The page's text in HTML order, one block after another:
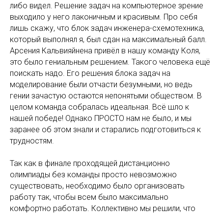
либо видел. Решение задач на компьютерное зрение
выходило у него лаконичным и красивым. Про себя
лишь скажу, что блок задач инженера-схемотехника,
который выполнял я, был сдан на максимальный балл.
Арсения Кальвияйнена привёл в нашу команду Коля,
это было гениальным решением. Такого человека ещё
поискать надо. Его решения блока задач на
моделирование были отчасти безумными, но ведь
гении зачастую остаются непонятыми обществом. В
целом команда собралась идеальная. Всё шло к
нашей победе! Однако ПРОСТО нам не было, и мы
заранее об этом знали и старались подготовиться к
трудностям.
Так как в финале проходящей дистанционно
олимпиады без команды просто невозможно
существовать, необходимо было организовать
работу так, чтобы всем было максимально
комфортно работать. Коллективно мы решили, что